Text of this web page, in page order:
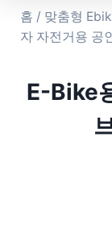
홈 / 맞춤형
자 자전거용 공
E-Bike